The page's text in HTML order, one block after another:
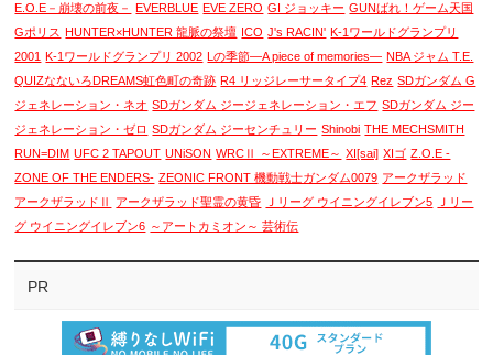
E.O.E－崩壊の前夜－
EVERBLUE EVE ZERO GI ジョッキー GUNばれ！ゲーム天国
Gポリス HUNTER×HUNTER 龍脈の祭壇 ICO J's RACIN' K-1ワールドグランプリ
2001 K-1ワールドグランプリ 2002 Lの季節―A piece of memories― NBA ジャム T.E.
QUIZなないろDREAMS虹色町の奇跡 R4 リッジレーサータイプ4 Rez SDガンダム G
ジェネレーション・ネオ SDガンダム ジージェネレーション・エフ SDガンダム ジー
ジェネレーション・ゼロ SDガンダム ジーセンチュリー Shinobi THE MECHSMITH
RUN=DIM UFC 2 TAPOUT UNiSON WRCⅡ ～EXTREME～ XI[sai] XIゴ Z.O.E -
ZONE OF THE ENDERS- ZEONIC FRONT 機動戦士ガンダム0079 アークザラッド
アークザラッドⅡ
アークザラッド聖霊の黄昏 Ｊリーグ ウイニングイレブン5
Ｊリー
グ ウイニングイレブン6 ～アートカミオン～ 芸術伝
PR